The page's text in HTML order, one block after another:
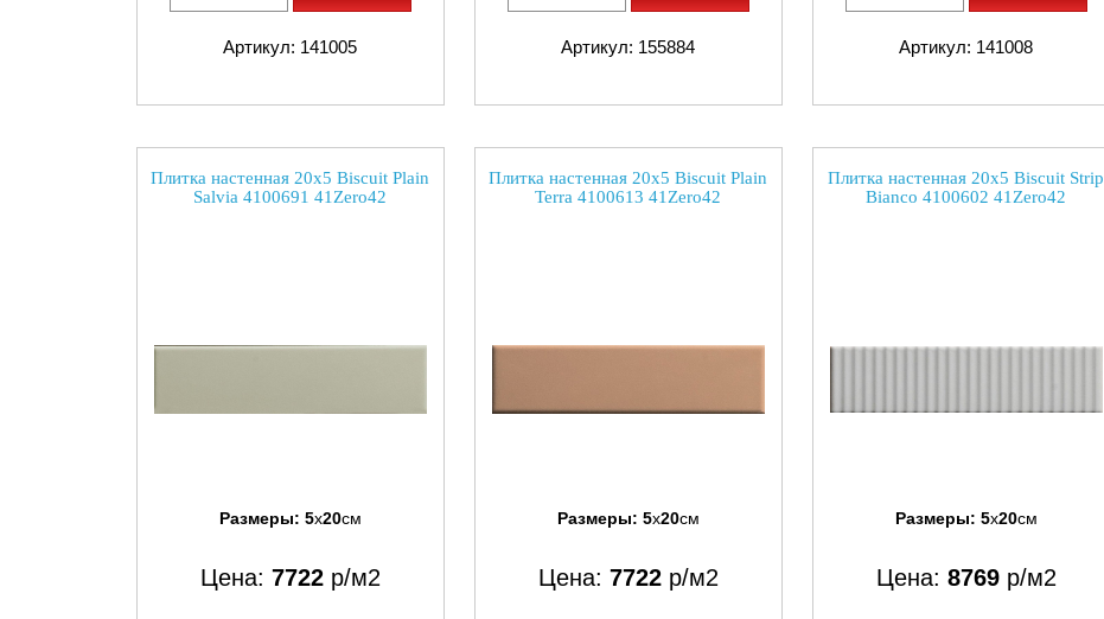
Артикул: 141005 Артикул: 155884 Артикул: 141008
Плитка настенная 20x5 Biscuit Plain
Salvia 4100691 41Zero42
Размеры: 5x20см
Цена: 7722р/м2
Плитка настенная 20x5 Biscuit Plain
Terra 4100613 41Zero42
Размеры: 5x20см
Цена: 7722р/м2
Плитка настенная 20x5 Biscuit Strip
Bianco 4100602 41Zero42
Размеры: 5x20см
Цена: 8769р/м2